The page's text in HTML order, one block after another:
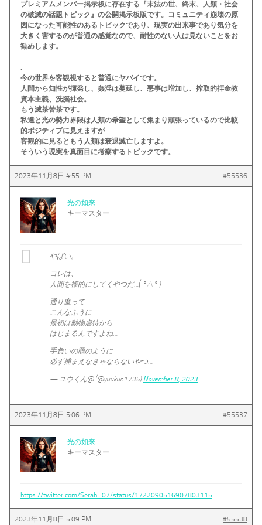
プレミアムメンバー掲示板に存在する『末法の世、終末、人類・社会
の破滅の話題トピック』の公開掲示板版です。コミュニティ崩壊の原
因になった可能性のあるトピックであり、現実の出来事であり気分を
大きく害するのが普通の感覚なので、耐性のない人は見ないことをお
勧めします。
.
.
今の世界を客観視すると普通にヤバイです。
人間から知性が揮発し、姦淫は蔓延し、悪事は増加し、搾取的拝金教
資本主義、洗脳社会。
もう滅茶苦茶です。
私達と光の勢力界隈は人類の希望として集まり頑張っているので比較
的ポジティブに見えますが
客観的に見るともう人類は衰退滅亡しますよ。
そういう現実を真面目に考察するトピックです。
2023年11月8日 4:55 PM #55536
光の如来
キーマスター
やばい。
コレは、
人間を標的にしてくやつだ…( °△° )
通り魔って
こんなふうに
最初は動物虐待から
はじまるんですよね…
手負いの羆のように
必ず捕まえなきゃならないやつ…
— ユウくん@ (@yuukun1735) November 8, 2023
2023年11月8日 5:06 PM #55537
光の如来
キーマスター
https://twitter.com/Serah_07/status/1722090516907803115
2023年11月8日 5:09 PM #55538